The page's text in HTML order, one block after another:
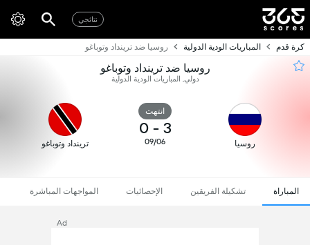
نتائجي
كرة قدم المباريات الودية الدولية روسيا ضد ترينداد وتوباغو
روسيا ضد ترينداد وتوباغو
دولي, المباريات الودية الدولية
روسيا
انتهت
3
-
0
09/06 ترينداد وتوباغو
المباراة تشكيلة الفريقين الإحصائيات المواجهات المباشرة
Ad